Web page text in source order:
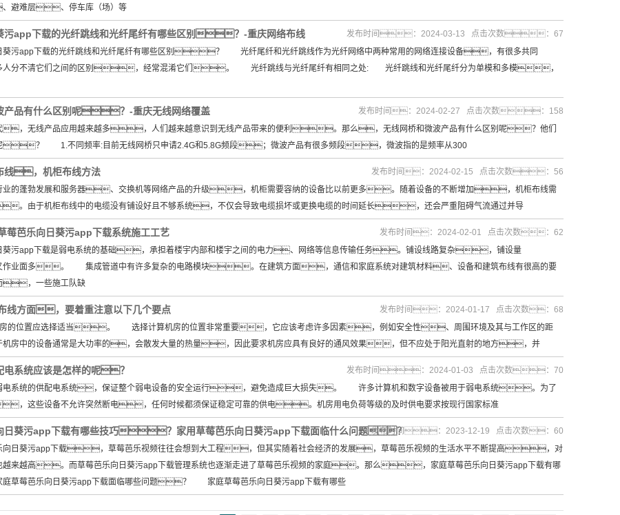
避难层、停车库（场）等
污app下载的光纤跳线和光纤尾纤有哪些区别？-重庆网络布线
污app下载的光纤跳线和光纤尾纤有哪些区别？ 光纤尾纤和光纤跳线作为光纤网络中两种常用的网络连接设备，有很多共同
人分不清它们之间的区别，经常混淆它们。 光纤跳线与光纤尾纤有相同之处: 光纤跳线和光纤尾纤分为单模和多模，
发布时间：2024-03-13 点击次数：67
产品有什么区别呢？-重庆无线网络覆盖
，无线产品应用越来越多，人们越来越意识到无线产品带来的便利。那么，无线网桥和微波产品有什么区别呢？他们
？ 1.不同频率:目前无线网桥只申请2.4G和5.8G频段；微波产品有很多频段，微波指的是频率从300
发布时间：2024-02-27 点击次数：158
线，机柜布线方法
的蓬勃发展和服务器、交换机等网络产品的升级，机柜需要容纳的设备比以前更多。随着设备的不断增加，机柜布线需
。由于机柜布线中的电缆没有铺设好且不够系统，不仅会导致电缆损坏或更换电缆的时间延长，还会严重阻碍气流通过并导
发布时间：2024-02-15 点击次数：56
莓芭乐向日葵污app下载系统施工工艺
污app下载是弱电系统的基础，承担着楼宇内部和楼宇之间的电力、网络等信息传输任务。铺设线路复杂，铺设量
业面多。 集成管道中有许多复杂的电路模块。在建筑方面，通信和家庭系统对建筑材料、设备和建筑布线有很高的要
，一些施工队缺
发布时间：2024-02-01 点击次数：62
线方面，要着重注意以下几个要点
的位置应选择适当。 选择计算机房的位置非常重要，它应该考虑许多因素，例如安全性、周围环境及其与工作区的距
房中的设备通常是大功率的，会散发大量的热量，因此要求机房应具有良好的通风效果，但不应处于阳光直射的地方，并
发布时间：2024-01-17 点击次数：68
电系统应该是怎样的呢？
系统的供配电系统，保证整个弱电设备的安全运行，避免造成巨大损失。 许多计算机和数字设备被用于弱电系统。为了
，这些设备不允许突然断电，任何时候都须保证稳定可靠的供电。机房用电负荷等级的及时供电要求按现行国家标准
发布时间：2024-01-03 点击次数：70
日葵污app下载有哪些技巧？家用草莓芭乐向日葵污app下载面临什么问题？
日葵污app下载，草莓芭乐视频往往会想到大工程，但其实随着社会经济的发展，草莓芭乐视频的生活水平不断提高，对
越来越高。而草莓芭乐向日葵污app下载管理系统也逐渐走进了草莓芭乐视频的家庭。那么，家庭草莓芭乐向日葵污app下载有哪
草莓芭乐向日葵污app下载面临哪些问题？ 家庭草莓芭乐向日葵污app下载有哪些
发布时间：2023-12-19 点击次数：60